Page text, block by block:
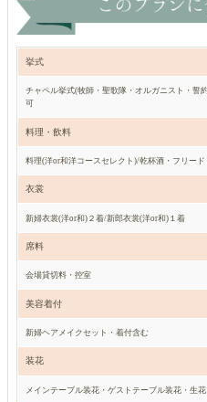
挙式
チャペル挙式(牧師・聖歌隊・オルガニスト・
可
料理・飲料
料理(洋or和洋コースセレクト)/乾杯酒・フリー
衣裳
新婦衣裳(洋or和)２着/新郎衣裳(洋or和)１着
席料
会場貸切料・控室
美容着付
新婦ヘアメイクセット・着付含む
装花
メインテーブル装花・ゲストテーブル装花・生